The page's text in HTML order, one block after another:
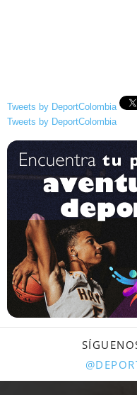
Tweets by DeportColombia
Tweets by DeportColombia